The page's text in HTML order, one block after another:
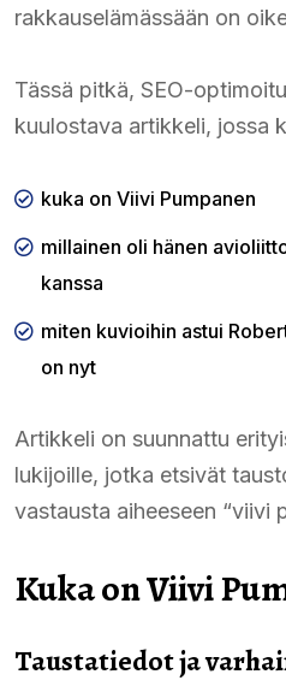
rakkauselämässään on
Tässä pitkä, SEO-
kuulostava artikkeli, jossa
kuka on Viivi Pumpanen
millainen oli hänen
kanssa
miten kuvioihin astui
on nyt
Artikkeli on suunnattu
lukijoille, jotka etsivät
vastausta aiheeseen “viivi
Kuka on Viivi
Taustatiedot ja